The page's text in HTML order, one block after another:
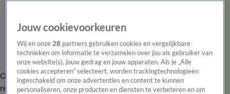
Overzicht Laatste nieuws Regionieuws Het beste van Hart
Tip de
redactie
Jouw cookievoorkeuren
Wij en onze28 partners gebruiken cookies en vergelijkbare
technieken om informatie te verzamelen over jou als gebruiker van
onze website(s), jouw gedrag en jouw apparaten. Als je „Alle
cookies accepteren” selecteert, worden trackingtechnologieën
ingeschakeld om onze advertenties en content te kunnen
personaliseren, onze producten en diensten te verbeteren en om